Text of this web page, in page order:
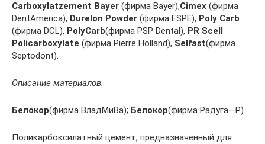
Carboxylatzement Bayer (фирма Bayer),Cimex (фирма
DentAmerica), Durelon Powder (фирма ESPE), Poly Carb
(фирма DCL), PolyCarb(фирма PSP Dental), PR Scell
Policarboxylate (фирма Pierre Holland), Selfast(фирма
Septodont).
Описание материалов.
Белокор(фирма ВладМиВа); Белокор(фирма Радуга—Р).
Поликарбоксилатный цемент, предназначенный для